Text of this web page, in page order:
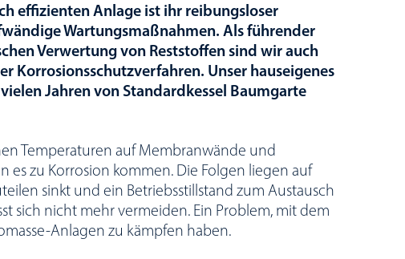
effizienten Anlage ist ihr reibungsloser
Wartungsmaßnahmen. Als führender
Verwertung von Reststoffen sind wir auch
Korrosionsschutzverfahren. Unser hauseigenes
Jahren von Standardkessel Baumgarte
Temperaturen auf Membranwände und
es zu Korrosion kommen. Die Folgen liegen auf
sinkt und ein Betriebsstillstand zum Austausch
sich nicht mehr vermeiden. Ein Problem, mit dem
Anlagen zu kämpfen haben.